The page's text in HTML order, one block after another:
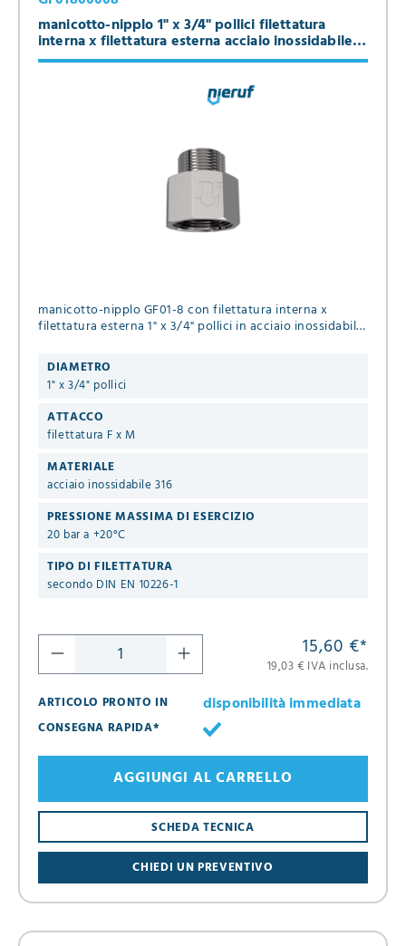
manicotto-nipplo 1" x 3/4" pollici filettatura
interna x filettatura esterna acciaio inossidabile
316
manicotto-nipplo GF01-8 con filettatura interna x
filettatura esterna 1" x 3/4" pollici in acciaio inossidabile
DIAMETRO
1" x 3/4" pollici
ATTACCO
filettatura F x M
MATERIALE
acciaio inossidabile 316
PRESSIONE MASSIMA DI ESERCIZIO
20 bar a +20°C
TIPO DI FILETTATURA
secondo DIN EN 10226-1
15,60 €*
19,03 € IVA inclusa.
ARTICOLO PRONTO IN
disponibilità immediata
CONSEGNA RAPIDA*
CHIEDI UN PREVENTIVO
SCHEDA TECNICA
AGGIUNGI AL CARRELLO